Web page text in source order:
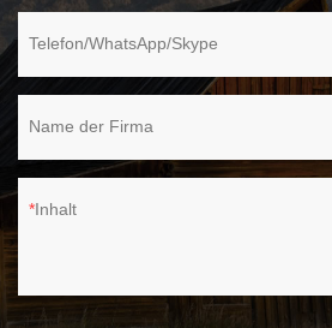
Telefon/WhatsApp/Skype
Name der Firma
Inhalt